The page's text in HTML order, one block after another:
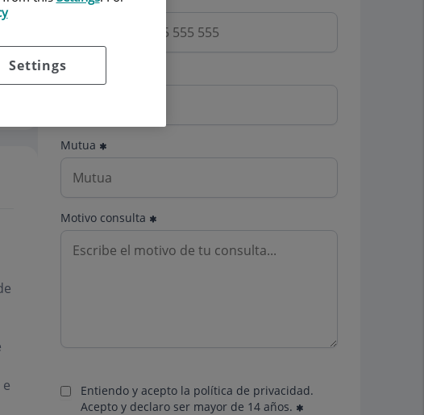
Email
Mutua
Motivo consulta
Entiendo y acepto la política de privacidad.
Acepto y declaro ser mayor de 14 años.
Settings